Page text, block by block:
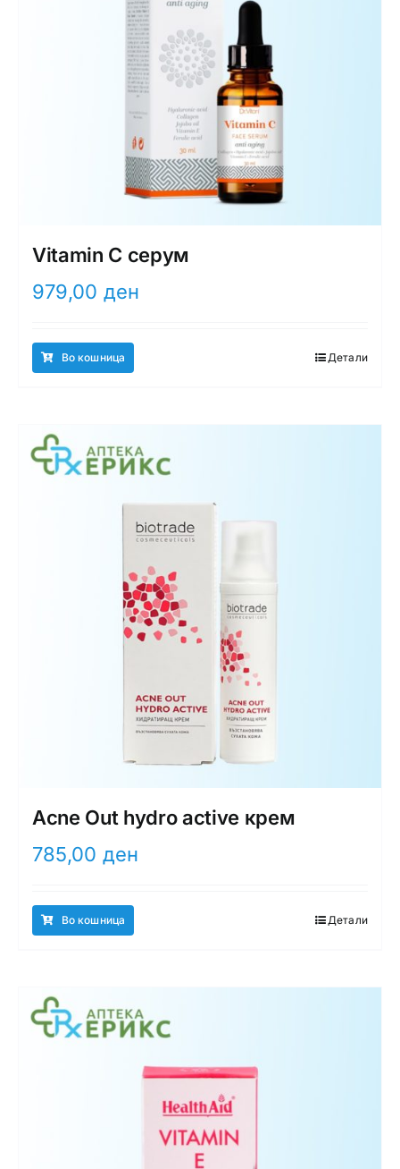
Медицински апрати
Vitamin C серум
979,00 ден
Во кошница Детали
Acne Out hydro activе крем
785,00 ден
Во кошница Детали